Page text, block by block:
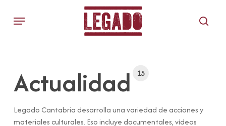
Menu
Actualidad 15
Legado Cantabria desarrolla una variedad de acciones y
materiales culturales. Eso incluye documentales, vídeos